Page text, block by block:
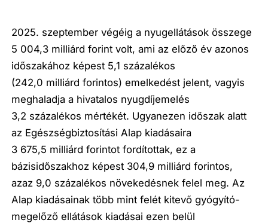
2025. szeptember végéig a nyugellátások összege
5 004,3 milliárd forint volt, ami az előző év azonos
időszakához képest 5,1 százalékos
(242,0 milliárd forintos) emelkedést jelent, vagyis
meghaladja a hivatalos nyugdíjemelés
3,2 százalékos mértékét. Ugyanezen időszak alatt
az Egészségbiztosítási Alap kiadásaira
3 675,5 milliárd forintot fordítottak, ez a
bázisidőszakhoz képest 304,9 milliárd forintos,
azaz 9,0 százalékos növekedésnek felel meg. Az
Alap kiadásainak több mint felét kitevő gyógyító-
megelőző ellátások kiadásai ezen belül